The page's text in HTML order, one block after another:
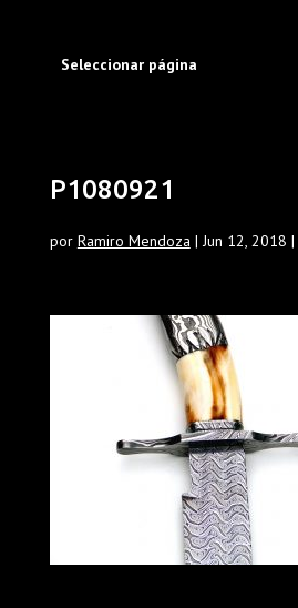
Seleccionar página
P1080921
por Ramiro Mendoza |Jun 12, 2018 |